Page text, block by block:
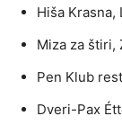
Hiša Krasna,
Miza za štiri,
Pen Klub
Dveri-Pax